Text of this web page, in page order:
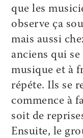
que les
observe ça
mais aussi
anciens qui
musique et à
répéte. Ils se
commence à
soit de
Ensuite, le